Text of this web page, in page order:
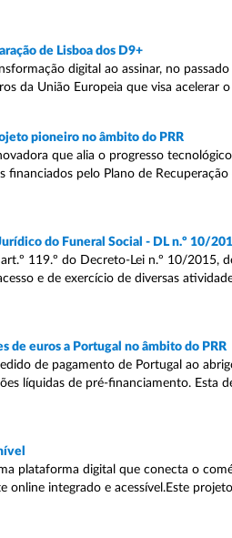
de Lisboa dos D9+
digital ao assinar, no
da União Europeia que visa acelerar
pioneiro no âmbito do PRR
que alia o progresso
pelo Plano de
do Funeral Social - DL n.º 10/
119.º do Decreto-Lei n.º 10/2015,
e de exercício de diversas
de euros a Portugal no âmbito do PRR
de pagamento de Portugal ao
líquidas de pré-financiamento. Esta
plataforma digital que conecta o
integrado e acessível.Este